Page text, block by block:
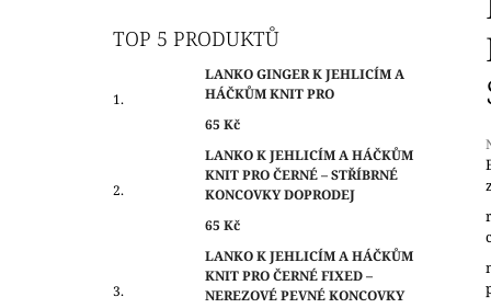
TOP 5 PRODUKTŮ
LANKO GINGER K JEHLICÍM A
HÁČKŮM KNIT PRO
65 Kč
LANKO K JEHLICÍM A HÁČKŮM
KNIT PRO ČERNÉ – STŘÍBRNÉ
KONCOVKY DOPRODEJ
65 Kč
LANKO K JEHLICÍM A HÁČKŮM
KNIT PRO ČERNÉ FIXED –
NEREZOVÉ PEVNÉ KONCOVKY
z
5